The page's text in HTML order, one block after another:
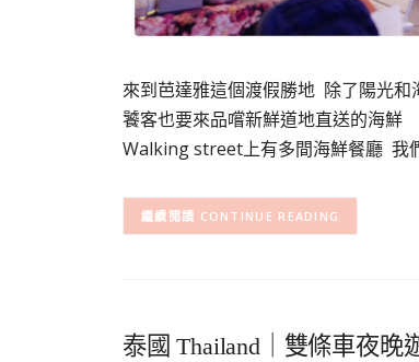
來到芭達雅這個渡假勝地 除了陽光和
饕客也要來品嚐新鮮道地直送的海鮮
Walking street上有多間海鮮餐廳 我
CONTINUE READING
泰國 Thailand｜雙條車夜晚